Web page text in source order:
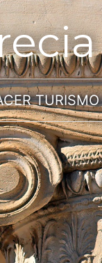
TURISMO